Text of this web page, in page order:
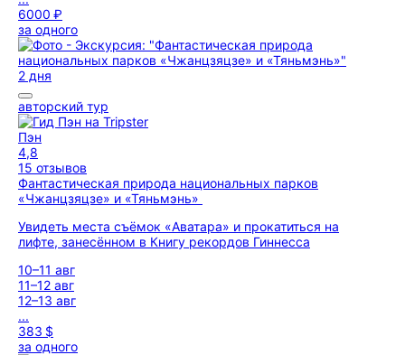
6000 ₽
за одного
2 дня
авторский тур
Пэн
4,8
15 отзывов
Фантастическая природа национальных парков
«Чжанцзяцзе» и «Тяньмэнь»
Увидеть места съёмок «Аватара» и прокатиться на
лифте, занесённом в Книгу рекордов Гиннесса
10–11 авг
11–12 авг
12–13 авг
...
383 $
за одного